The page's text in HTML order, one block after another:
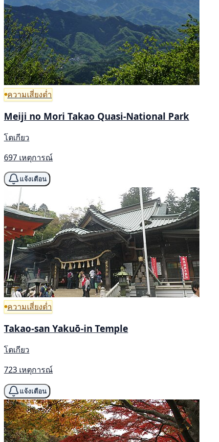
ความเสี่ยงต่ำ
Meiji no Mori Takao Quasi-National Park
โตเกียว
697 เหตุการณ์
แจ้งเตือน
ความเสี่ยงต่ำ
Takao-san Yakuō-in Temple
โตเกียว
723 เหตุการณ์
แจ้งเตือน